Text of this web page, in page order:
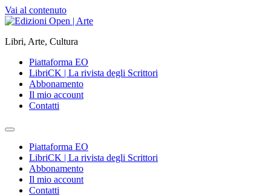
Vai al contenuto
Libri, Arte, Cultura
Piattaforma EO
LibriCK | La rivista degli Scrittori
Abbonamento
Il mio account
Contatti
Piattaforma EO
LibriCK | La rivista degli Scrittori
Abbonamento
Il mio account
Contatti